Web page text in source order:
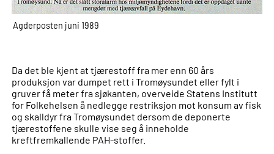
Agderposten juni 1989
Da det ble kjent at tjærestoff fra mer enn 60 års
produksjon var dumpet rett i Tromøysundet eller fylt i
gruver få meter fra sjøkanten, overveide Statens Institutt
for Folkehelsen å nedlegge restriksjon mot konsum av fisk
og skalldyr fra Tromøysundet dersom de deponerte
tjærestoffene skulle vise seg å inneholde
kreftfremkallende PAH-stoffer.